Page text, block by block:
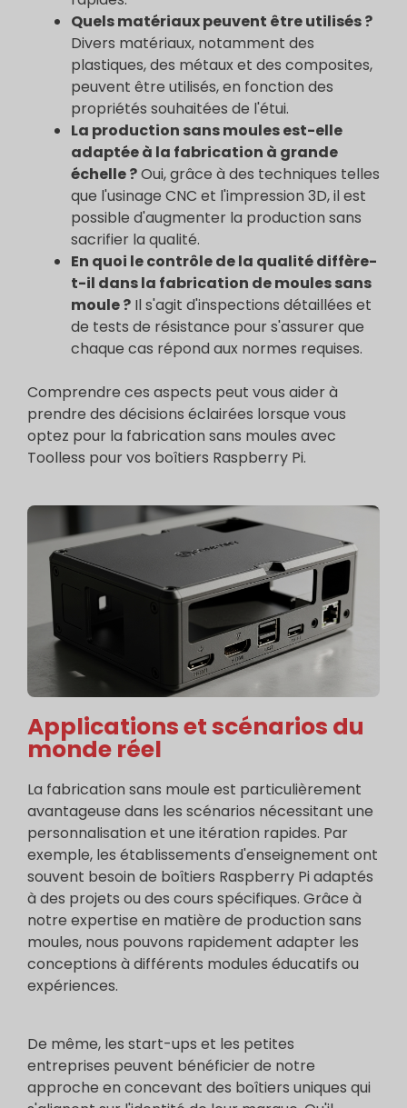
Quels matériaux peuvent être utilisés ?
Divers matériaux, notamment des
plastiques, des métaux et des composites,
peuvent être utilisés, en fonction des
propriétés souhaitées de l'étui.
La production sans moules est-elle
adaptée à la fabrication à grande
échelle ?Oui, grâce à des techniques telles
que l'usinage CNC et l'impression 3D, il est
possible d'augmenter la production sans
sacrifier la qualité.
En quoi le contrôle de la qualité diffère-
t-il dans la fabrication de moules sans
moule ? Il s'agit d'inspections détaillées et
de tests de résistance pour s'assurer que
chaque cas répond aux normes requises.
Comprendre ces aspects peut vous aider à
prendre des décisions éclairées lorsque vous
optez pour la fabrication sans moules avec
Toolless pour vos boîtiers Raspberry Pi.
Applications et scénarios du
monde réel
La fabrication sans moule est particulièrement
avantageuse dans les scénarios nécessitant une
personnalisation et une itération rapides. Par
exemple, les établissements d'enseignement ont
souvent besoin de boîtiers Raspberry Pi adaptés
à des projets ou des cours spécifiques. Grâce à
notre expertise en matière de production sans
moules, nous pouvons rapidement adapter les
conceptions à différents modules éducatifs ou
expériences.
De même, les start-ups et les petites
entreprises peuvent bénéficier de notre
approche en concevant des boîtiers uniques qui